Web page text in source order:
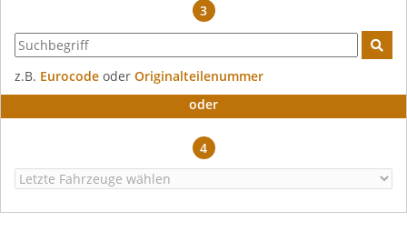
3
z.B. Eurocode oder Originalteilenummer
oder
4